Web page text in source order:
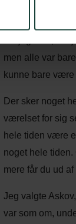
men alle var
kunne bare
Der sker noget
værelset for sig
hele tiden være
noget hele
mere får du ud
Jeg valgte
var som om,